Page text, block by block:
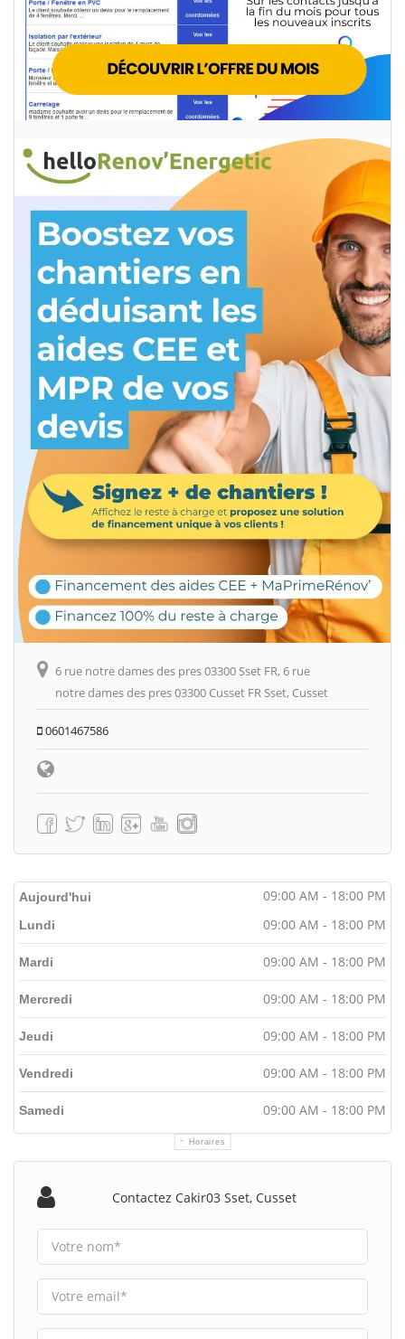
6 rue notre dames des pres 03300 Sset FR, 6 rue
notre dames des pres 03300 Cusset FR Sset, Cusset
0601467586
Aujourd'hui 09:00 AM - 18:00 PM
Horaires
Lundi 09:00 AM - 18:00 PM
Mardi 09:00 AM - 18:00 PM
Mercredi 09:00 AM - 18:00 PM
Jeudi 09:00 AM - 18:00 PM
Vendredi 09:00 AM - 18:00 PM
Samedi 09:00 AM - 18:00 PM
Contactez Cakir03 Sset, Cusset